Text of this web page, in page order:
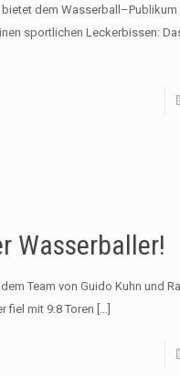
dem Wasserball–Publikum
sportlichen Leckerbissen:
Wasserballer!
Team von Guido Kuhn und
fiel mit 9:8 Toren […]